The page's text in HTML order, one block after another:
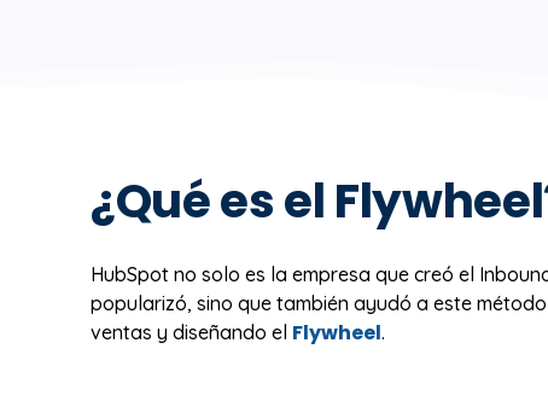
¿Qué es el
HubSpot no solo es la empresa que creó el
popularizó, sino que también ayudó a este
ventas y diseñando el Flywheel.